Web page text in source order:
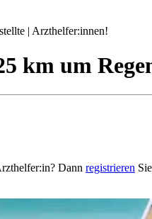
| Arzthelfer:innen!
km um
Dann registrieren